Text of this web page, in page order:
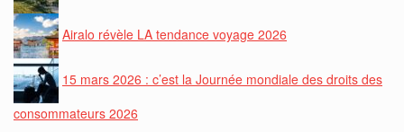
Airalo révèle LA tendance voyage 2026
15 mars 2026 : c’est la Journée mondiale des droits des
consommateurs 2026